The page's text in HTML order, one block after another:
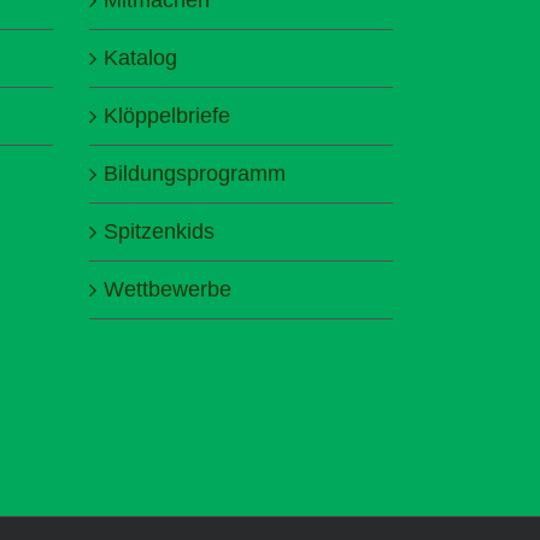
Katalog
Klöppelbriefe
Bildungsprogramm
Spitzenkids
Wettbewerbe